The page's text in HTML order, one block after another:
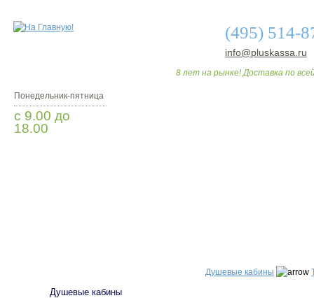
(495) 514-
info@pluskassa.ru
8 лет на рынке! Доставка по
Понедельник-пятница
с 9.00 до
18.00
Душевые кабины
Душевые кабины